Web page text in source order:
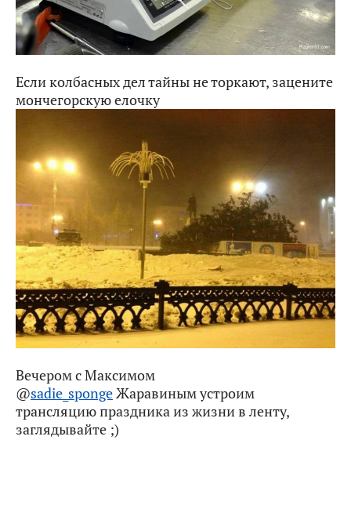
Если колбасных дел тайны не торкают, зацените
мончегорскую елочку
Вечером с Максимом
@sadie_spongeЖаравиным устроим
трансляцию праздника из жизни в ленту,
заглядывайте ;)